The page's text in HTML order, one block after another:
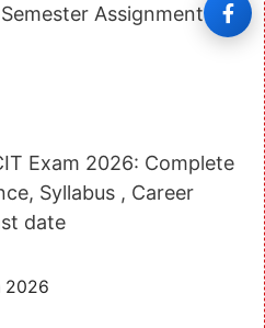
Assignment
Exam 2026: Complete
Syllabus , Career
date
2026